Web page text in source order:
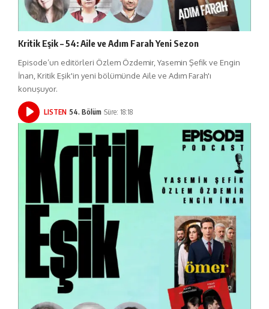
Kritik Eşik – 54: Aile ve Adım Farah Yeni Sezon
Episode’un editörleri Özlem Özdemir, Yasemin Şefik ve Engin
İnan, Kritik Eşik'in yeni bölümünde Aile ve Adım Farah'ı
konuşuyor.
LISTEN 54. Bölüm Süre: 18:18